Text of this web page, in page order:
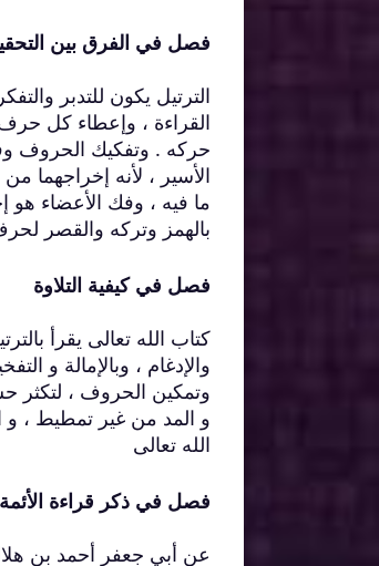
فصل في الفرق بين
الترتيل يكون للتدبر
القراءة ، وإعطاء كل
حركه . وتفكيك الحروف
الأسير ، لأنه إخراجهما
ما فيه ، وفك الأعضاء هو
بالهمز وتركه والقصر
فصل في كيفية التلاوة
كتاب الله تعالى يقرأ
والإدغام ، وبالإمالة و
وتمكين الحروف ، لتكثر
و المد من غير تمطيط ، و
الله تعالى
فصل في ذكر قراءة الأئمة
عن أبي جعفر أحمد بن